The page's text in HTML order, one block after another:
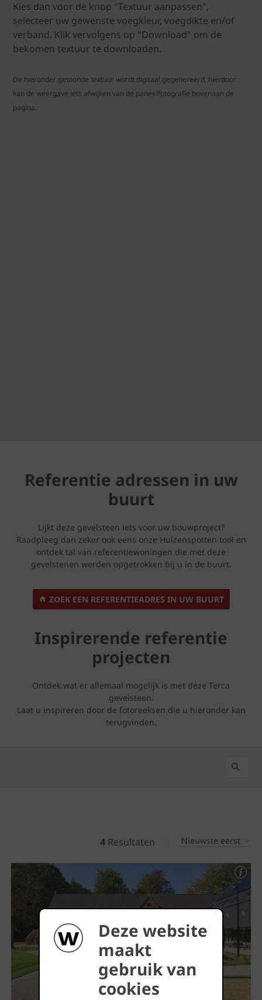
Deze website
maakt
gebruik van
cookies
Kies dan voor de knop "Textuur aanpassen",
selecteer uw gewenste voegkleur, voegdikte en/of
verband. Klik vervolgens op "Download" om de
bekomen textuur te downloaden.
De hieronder getoonde textuur wordt digitaal gegenereerd, hierdoor
kan de weergave iets afwijken van de paneelfotografie bovenaan de
pagina.
Referentie adressen in uw
buurt
Lijkt deze gevelsteen iets voor uw bouwproject?
Raadpleeg dan zeker ook eens onze Huizenspotten tool en
ontdek tal van referentiewoningen die met deze
gevelstenen werden opgetrokken bij u in de buurt.
ZOEK EEN REFERENTIEADRES IN UW BUURT
Inspirerende referentie
projecten
Ontdek wat er allemaal mogelijk is met deze Terca
gevelsteen.
Laat u inspireren door de fotoreeksen die u hieronder kan
terugvinden.
4 Resultaten Nieuwste eerst